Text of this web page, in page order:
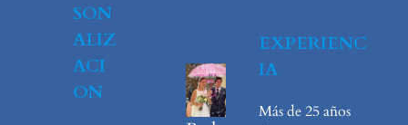
SON
ALIZ
ACI
ON
EXPERIENC
IA
Más de 25 años